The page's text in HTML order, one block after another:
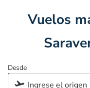
Vuelos
Desde